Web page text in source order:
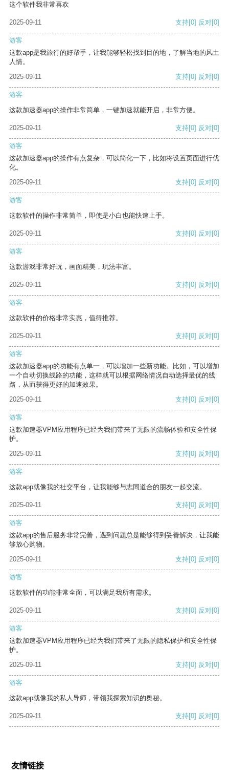
这个软件我非常喜欢
2025-09-11 支持[0] 反对[0]
游客
这款app是我旅行的好帮手，让我能够轻松找到目的地，了解当地的风土
人情。
2025-09-11
支持[0] 反对[0]
游客
这款加速器app的操作非常简单，一键加速就能开启，非常方便。
2025-09-11 支持[0] 反对[0]
游客
这款加速器app的操作有点复杂，可以简化一下，比如将设置页面进行优
化。
2025-09-11
支持[0] 反对[0]
游客
这款软件的操作非常简单，即使是小白也能快速上手。
2025-09-11 支持[0] 反对[0]
游客
这款游戏非常好玩，画面精美，玩法丰富。
2025-09-11 支持[0] 反对[0]
游客
这款软件的价格非常实惠，值得推荐。
2025-09-11 支持[0] 反对[0]
游客
这款加速器app的功能有点单一，可以增加一些新功能。比如，可以增加
一个自动切换线路的功能，这样就可以根据网络情况自动选择最优的线
路，从而获得更好的加速效果。
2025-09-11
支持[0] 反对[0]
游客
这款加速器VPM应用程序已经为我们带来了无限的流畅体验和安全性保
护。
2025-09-11
支持[0] 反对[0]
游客
这款app就像我的社交平台，让我能够与志同道合的朋友一起交流。
2025-09-11 支持[0] 反对[0]
游客
这款app的售后服务非常完善，遇到问题总是能够得到妥善解决，让我能
够放心购物。
2025-09-11
支持[0] 反对[0]
游客
这款软件的功能非常全面，可以满足我所有需求。
2025-09-11 支持[0] 反对[0]
游客
这款加速器VPM应用程序已经为我们带来了无限的隐私保护和安全性保
护。
2025-09-11
支持[0] 反对[0]
游客
这款app就像我的私人导师，带领我探索知识的奥秘。
2025-09-11 支持[0] 反对[0]
友情链接